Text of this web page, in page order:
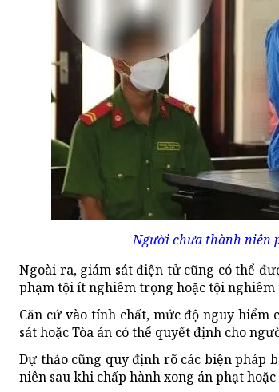
Người chưa thành niên
Ngoài ra, giám sát điện tử cũng có thể
phạm tội ít nghiêm trọng hoặc tội
Căn cứ vào tính chất, mức độ nguy
sát hoặc Tòa án có thể quyết định cho
Dự thảo cũng quy định rõ các biện pháp
niên sau khi chấp hành xong án phạt